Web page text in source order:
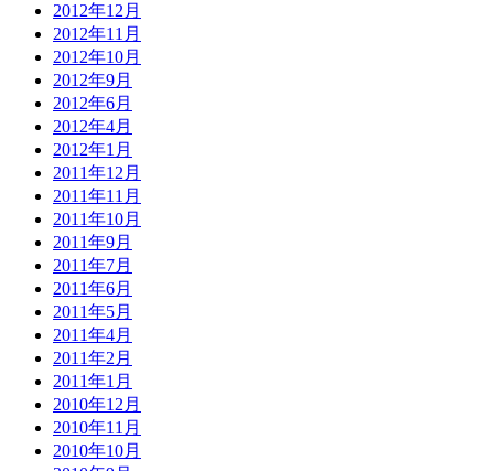
2012年12月
2012年11月
2012年10月
2012年9月
2012年6月
2012年4月
2012年1月
2011年12月
2011年11月
2011年10月
2011年9月
2011年7月
2011年6月
2011年5月
2011年4月
2011年2月
2011年1月
2010年12月
2010年11月
2010年10月